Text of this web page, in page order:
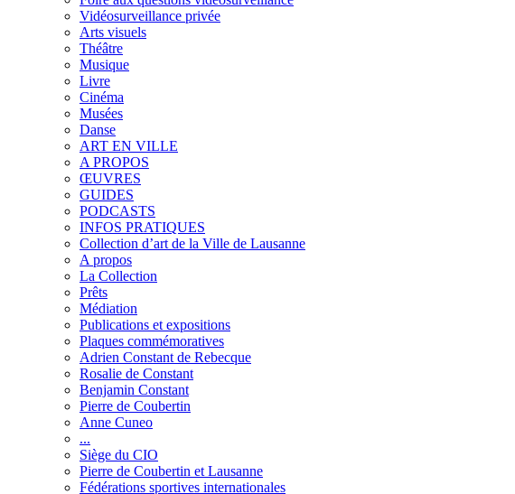
Vidéosurveillance privée
Arts visuels
Théâtre
Musique
Livre
Cinéma
Musées
Danse
ART EN VILLE
A PROPOS
ŒUVRES
GUIDES
PODCASTS
INFOS PRATIQUES
Collection d’art de la Ville de Lausanne
A propos
La Collection
Prêts
Médiation
Publications et expositions
Plaques commémoratives
Adrien Constant de Rebecque
Rosalie de Constant
Benjamin Constant
Pierre de Coubertin
Anne Cuneo
...
Siège du CIO
Pierre de Coubertin et Lausanne
Fédérations sportives internationales